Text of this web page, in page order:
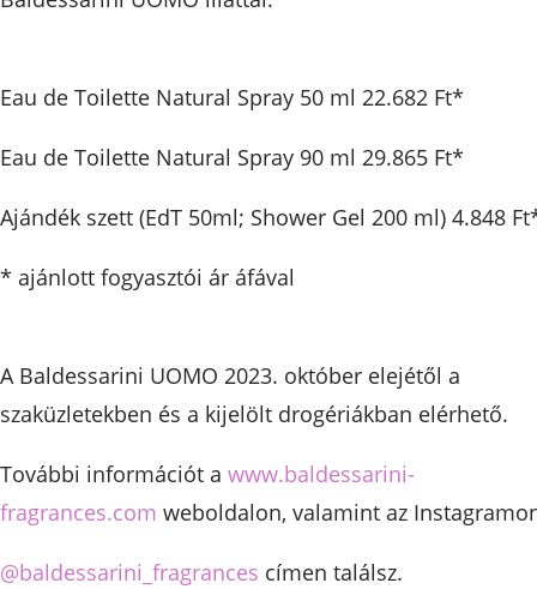
Eau de Toilette Natural Spray 50 ml 22.682 Ft*
Eau de Toilette Natural Spray 90 ml 29.865 Ft*
Ajándék szett (EdT 50ml; Shower Gel 200 ml) 4.848
* ajánlott fogyasztói ár áfával
A Baldessarini UOMO 2023. október elejétől a
szaküzletekben és a kijelölt drogériákban elérhető.
További információt a www.baldessarini-
fragrances.com weboldalon, valamint az
@baldessarini_fragrances címen találsz.